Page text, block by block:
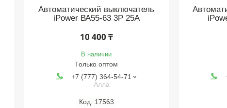
Автоматический выключатель
iPower ВА55-63 3P 25A
10 400 ₸
В наличии
Только оптом
+7 (777) 364-54-71
Алла
17563